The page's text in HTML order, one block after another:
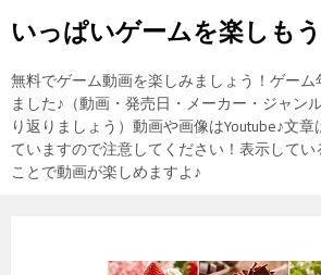
いっぱいゲームを楽しもう
無料でゲーム動画を楽しみましょう！ゲー
ました♪（動画・発売日・メーカー・ジャン
り返りましょう）動画や画像はYoutube♪文
ていますので注意してください！表示して
ことで動画が楽しめますよ♪